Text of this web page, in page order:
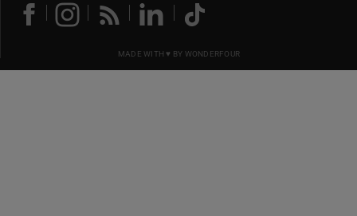
MADE WITH ♥ BY WONDERFOUR